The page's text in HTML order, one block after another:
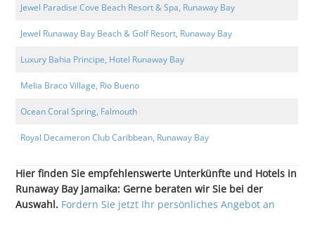
Jewel Paradise Cove Beach Resort & Spa, Runaway Bay
Jewel Runaway Bay Beach & Golf Resort, Runaway Bay
Luxury Bahia Principe, Hotel Runaway Bay
Melia Braco Village, Rio Bueno
Ocean Coral Spring, Falmouth
Royal Decameron Club Caribbean, Runaway Bay
Hier finden Sie empfehlenswerte Unterkünfte und Hotels in
Runaway Bay Jamaika: Gerne beraten wir Sie bei der
Auswahl. Fordern Sie jetzt Ihr persönliches Angebot an